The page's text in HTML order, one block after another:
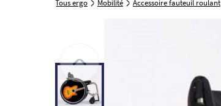
Tous ergo Mobilité Accessoire fauteuil roulant